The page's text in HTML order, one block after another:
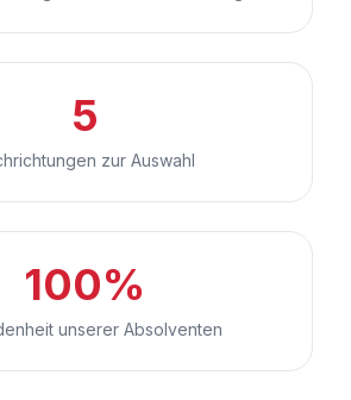
5
zur Auswahl
100%
unserer Absolventen